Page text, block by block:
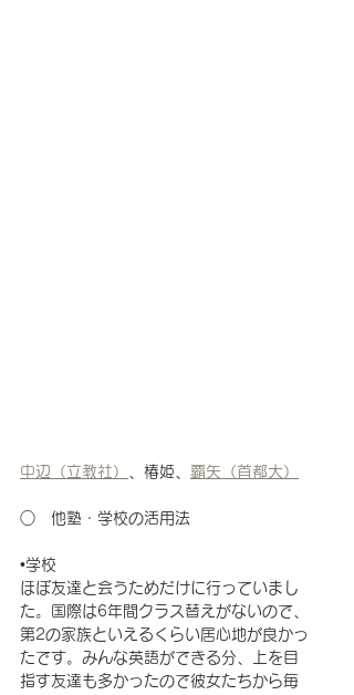
中辺（立教社） 、椿姫、 覇矢（首都大）
○　他塾・学校の活用法
•学校
ほぼ友達と会うためだけに行っていまし
た。国際は6年間クラス替えがないので、
第2の家族といえるくらい居心地が良かっ
たです。みんな英語ができる分、上を目
指す友達も多かったので彼女たちから毎